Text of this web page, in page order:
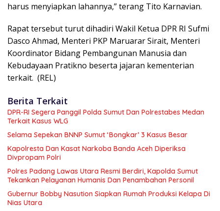
harus menyiapkan lahannya,” terang Tito Karnavian.
Rapat tersebut turut dihadiri Wakil Ketua DPR RI Sufmi
Dasco Ahmad, Menteri PKP Maruarar Sirait, Menteri
Koordinator Bidang Pembangunan Manusia dan
Kebudayaan Pratikno beserta jajaran kementerian
terkait. (REL)
Berita Terkait
DPR-RI Segera Panggil Polda Sumut Dan Polrestabes Medan
Terkait Kasus WLG
Selama Sepekan BNNP Sumut ‘Bongkar’ 3 Kasus Besar
Kapolresta Dan Kasat Narkoba Banda Aceh Diperiksa
Divpropam Polri
Polres Padang Lawas Utara Resmi Berdiri, Kapolda Sumut
Tekankan Pelayanan Humanis Dan Penambahan Personil
Gubernur Bobby Nasution Siapkan Rumah Produksi Kelapa Di
Nias Utara